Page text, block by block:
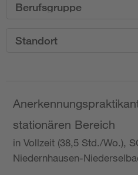
Berufsgruppe
Standort
stationären Bereich
in Vollzeit (38,5 Std./Wo.),
Niedernhausen-